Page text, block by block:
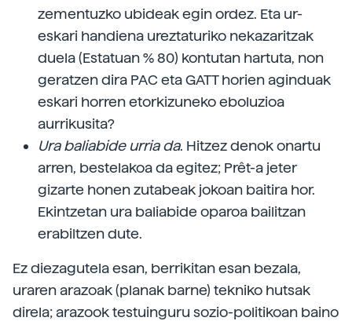
zementuzko ubideak egin ordez. Eta ur-
eskari handiena ureztaturiko nekazaritzak
duela (Estatuan % 80) kontutan hartuta, non
geratzen dira PAC eta GATT horien aginduak
eskari horren etorkizuneko eboluzioa
aurrikusita?
Ura baliabide urria da. Hitzez denok onartu
arren, bestelakoa da egitez; Prêt-a jeter
gizarte honen zutabeak jokoan baitira hor.
Ekintzetan ura baliabide oparoa bailitzan
erabiltzen dute.
Ez diezagutela esan, berrikitan esan bezala,
uraren arazoak (planak barne) tekniko hutsak
direla; arazook testuinguru sozio-politikoan baino